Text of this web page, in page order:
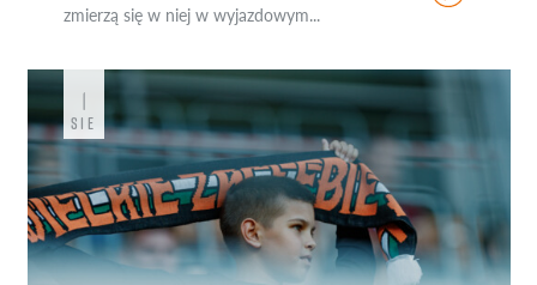
zmierzą się w niej w wyjazdowym...
1
SIE